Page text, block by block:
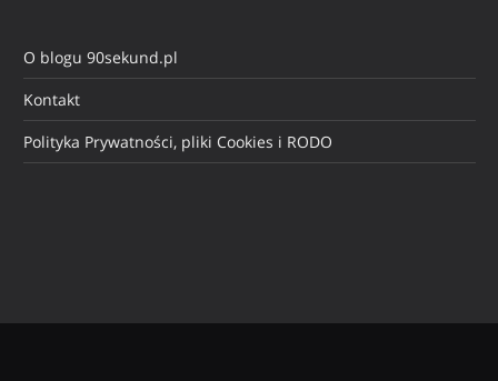
O blogu 90sekund.pl
Kontakt
Polityka Prywatności, pliki Cookies i RODO